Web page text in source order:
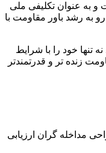
و به عنوان تکلیفی ملی
به رشد باور مقاومت با
خود را با شرایط
زنده تر و قدرتمندتر
مداخله گران ارزیابی